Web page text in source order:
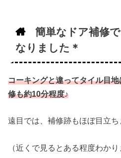
簡単なドア補修
なりました＊
コーキングと違ってタイル目
修も約10分程度♪
（近くで見るとある程度わかり